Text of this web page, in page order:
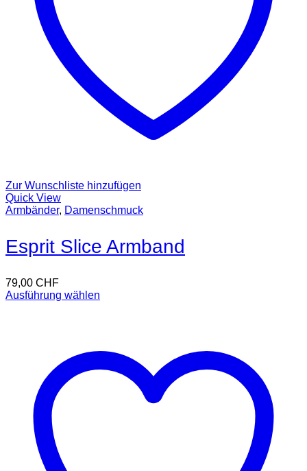
Zur Wunschliste hinzufügen
Quick View
Armbänder, Damenschmuck
Esprit Slice Armband
79,00 CHF
Ausführung wählen